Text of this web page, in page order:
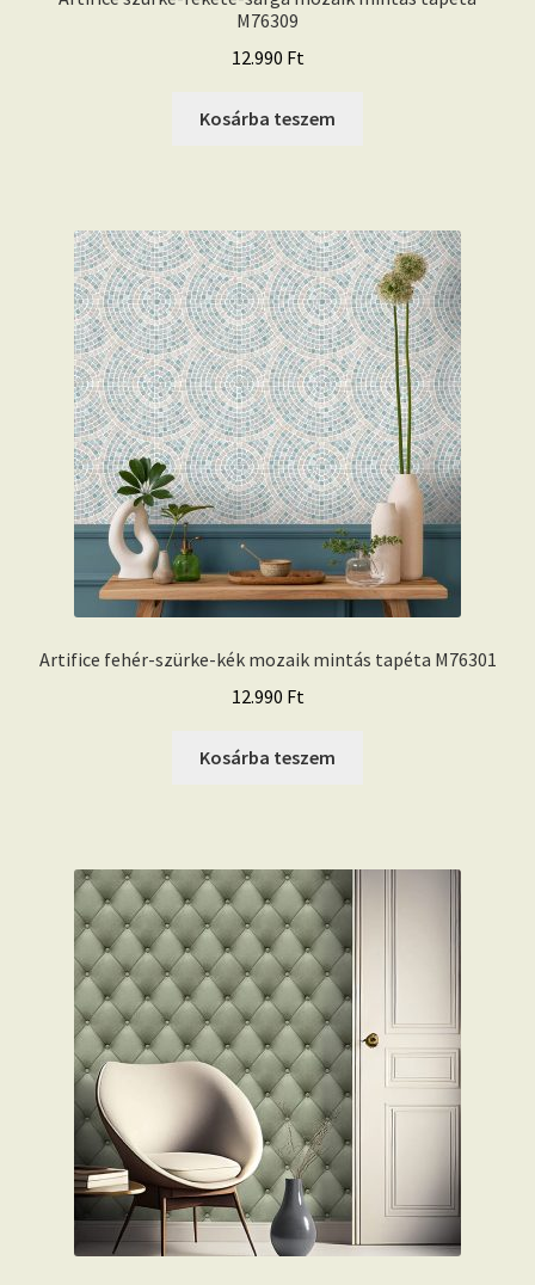
M76309
12.990 Ft
Kosárba teszem
Artifice fehér-szürke-kék mozaik mintás tapéta M76301
12.990 Ft
Kosárba teszem